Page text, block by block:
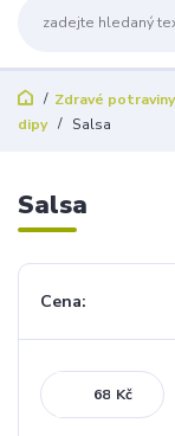
Zdravé
dipy
Salsa
Salsa
Cena:
Kč